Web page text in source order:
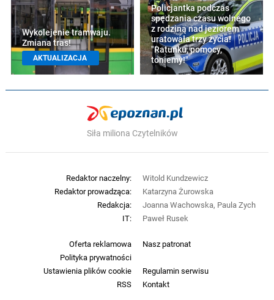
Wykolejenie tramwaju.
Zmiana tras!
AKTUALIZACJA
Policjantka podczas
spędzania czasu wolnego
z rodziną nad jeziorem
uratowała trzy życia!
"Ratunku, pomocy,
toniemy!"
Siła miliona Czytelników
Oferta reklamowa
Nasz patronat
Polityka prywatności
Ustawienia plików cookie
Regulamin serwisu
RSS
Kontakt
Redaktor naczelny:
Witold Kundzewicz
Redaktor prowadząca:
Katarzyna Żurowska
Redakcja:
Joanna Wachowska, Paula Zych
IT:
Paweł Rusek